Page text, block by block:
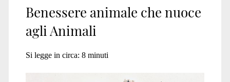
<span>rispetto
animale</span>
Benessere animale che nuoce
agli Animali
Si legge in circa: 8 minuti